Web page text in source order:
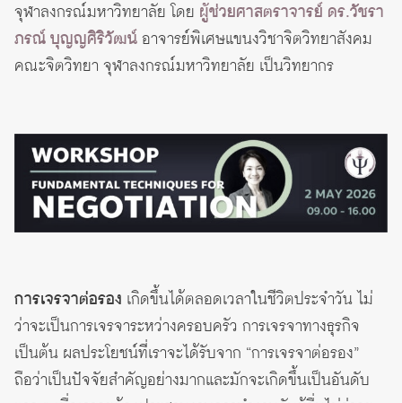
จุฬาลงกรณ์มหาวิทยาลัย โดย ผู้ช่วยศาสตราจารย์ ดร.วัชรา
ภรณ์ บุญญศิริวัฒน์อาจารย์พิเศษแขนงวิชาจิตวิทยาสังคม
คณะจิตวิทยา จุฬาลงกรณ์มหาวิทยาลัย เป็นวิทยากร
การเจรจาต่อรอง เกิดขึ้นได้ตลอดเวลาในชีวิตประจำวัน ไม่
ว่าจะเป็นการเจรจาระหว่างครอบครัว การเจรจาทางธุรกิจ
เป็นต้น ผลประโยชน์ที่เราจะได้รับจาก “การเจรจาต่อรอง”
ถือว่าเป็นปัจจัยสำคัญอย่างมากและมักจะเกิดขึ้นเป็นอันดับ